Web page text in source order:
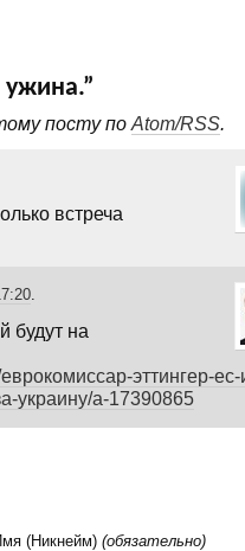
ужина.”
посту по Atom/RSS
встреча
.
будут на
эттингер-ес-
украину/a-17390865
(Никнейм) (обязательно)